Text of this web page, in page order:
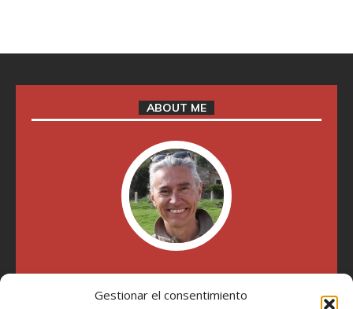
Gestionar el consentimiento
ABOUT ME
"Soy Manel Hospido, nací en Valencia en 1969 y desde el
año 2007 he escrito sobre motos en distintos medios.